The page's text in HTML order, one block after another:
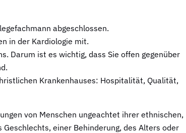
abgeschlossen.
in der Kardiologie mit.
Darum ist es wichtig, dass Sie offen gegenüber
Krankenhauses: Hospitalität, Qualität,
von Menschen ungeachtet ihrer ethnischen,
einer Behinderung, des Alters oder